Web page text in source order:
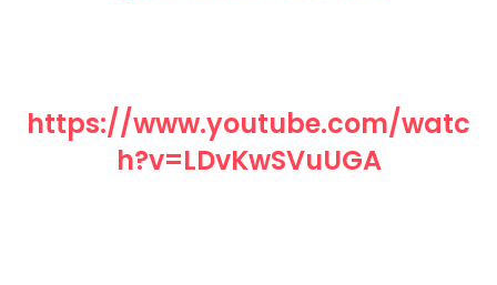
https://www.youtube.com/watc
h?v=LDvKwSVuUGA